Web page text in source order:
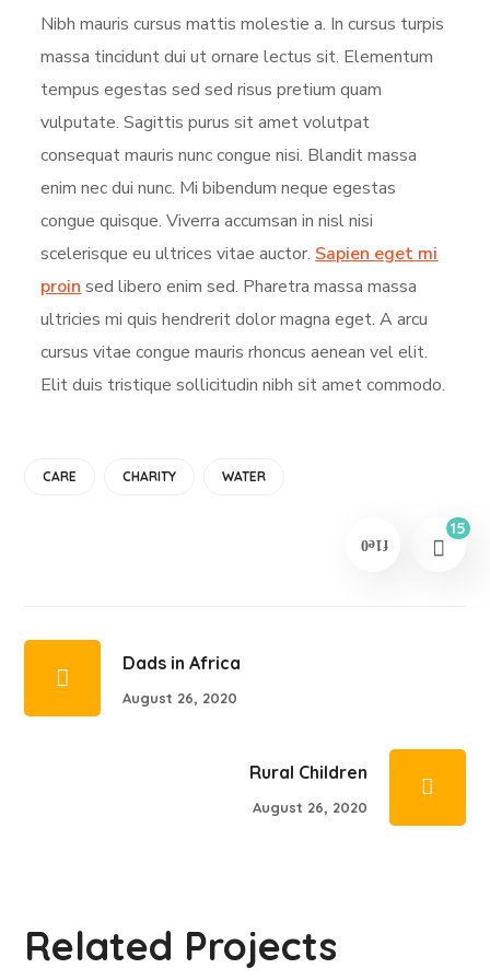
Nibh mauris cursus mattis molestie a. In cursus turpis
massa tincidunt dui ut ornare lectus sit. Elementum
tempus egestas sed sed risus pretium quam
vulputate. Sagittis purus sit amet volutpat
consequat mauris nunc congue nisi. Blandit massa
enim nec dui nunc. Mi bibendum neque egestas
congue quisque. Viverra accumsan in nisl nisi
scelerisque eu ultrices vitae auctor. Sapien eget mi
proin sed libero enim sed. Pharetra massa massa
ultricies mi quis hendrerit dolor magna eget. A arcu
cursus vitae congue mauris rhoncus aenean vel elit.
Elit duis tristique sollicitudin nibh sit amet commodo.
CARE CHARITY WATER
15
Dads in Africa
August 26, 2020
Rural Children
August 26, 2020
Related Projects